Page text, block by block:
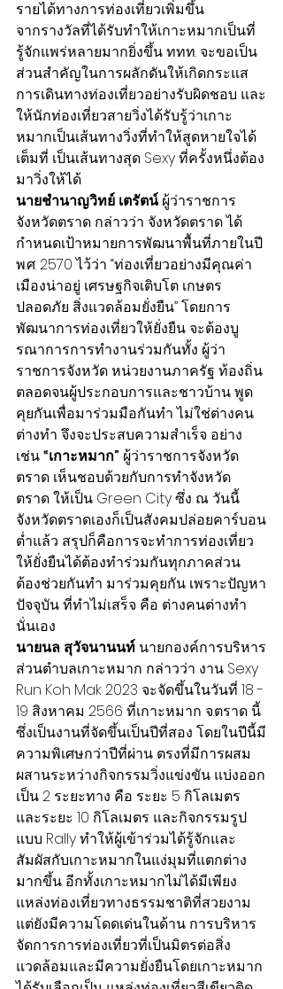
รายได้ทางการท่องเที่ยวเพิ่มขึ้น
จากรางวัลที่ได้รับทำให้เกาะหมากเป็นที่
รู้จักแพร่หลายมากยิ่งขึ้น ททท. จะขอเป็น
ส่วนสำคัญในการผลักดันให้เกิดกระแส
การเดินทางท่องเที่ยวอย่างรับผิดชอบ และ
ให้นักท่องเที่ยวสายวิ่งได้รับรู้ว่าเกาะ
หมากเป็นเส้นทางวิ่งที่ทำให้สูดหายใจได้
เต็มที่ เป็นเส้นทางสุด Sexy ที่ครั้งหนึ่งต้อง
มาวิ่งให้ได้
นายชำนาญวิทย์ เตรัตน์ ผู้ว่าราชการ
จังหวัดตราด กล่าวว่า จังหวัดตราด ได้
กำหนดเป้าหมายการพัฒนาพื้นที่ภายในปี
พ.ศ. 2570 ไว้ว่า “ท่องเที่ยวอย่างมีคุณค่า
เมืองน่าอยู่ เศรษฐกิจเติบโต เกษตร
ปลอดภัย สิ่งแวดล้อมยั่งยืน” โดยการ
พัฒนาการท่องเที่ยวให้ยั่งยืน จะต้องบู
รณาการการทำงานร่วมกันทั้ง ผู้ว่า
ราชการจังหวัด หน่วยงานภาครัฐ ท้องถิ่น
ตลอดจนผู้ประกอบการและชาวบ้าน พูด
คุยกันเพื่อมาร่วมมือกันทำ ไม่ใช่ต่างคน
ต่างทำ จึงจะประสบความสำเร็จ อย่าง
เช่น “เกาะหมาก” ผู้ว่าราชการจังหวัด
ตราด เห็นชอบด้วยกับการทำจังหวัด
ตราด ให้เป็น Green City ซึ่ง ณ วันนี้
จังหวัดตราดเองก็เป็นสังคมปล่อยคาร์บอน
ต่ำแล้ว สรุปก็คือการจะทำการท่องเที่ยว
ให้ยั่งยืนได้ต้องทำร่วมกันทุกภาคส่วน
ต้องช่วยกันทำ มาร่วมคุยกัน เพราะปัญหา
ปัจจุบัน ที่ทำไม่เสร็จ คือ ต่างคนต่างทำ
นั่นเอง
นายนล สุวัจนานนท์ นายกองค์การบริหาร
ส่วนตำบลเกาะหมาก กล่าวว่า งาน Sexy
Run Koh Mak 2023 จะจัดขึ้นในวันที่ 18 -
19 สิงหาคม 2566 ที่เกาะหมาก จ.ตราด นี้
ซึ่งเป็นงานที่จัดขึ้นเป็นปีที่สอง โดยในปีนี้มี
ความพิเศษกว่าปีที่ผ่าน ตรงที่มีการผสม
ผสานระหว่างกิจกรรมวิ่งแข่งขัน แบ่งออก
เป็น 2 ระยะทาง คือ ระยะ 5 กิโลเมตร
และระยะ 10 กิโลเมตร และกิจกรรมรูป
แบบ Rally ทำให้ผู้เข้าร่วมได้รู้จักและ
สัมผัสกับเกาะหมากในแง่มุมที่แตกต่าง
มากขึ้น อีกทั้งเกาะหมากไม่ได้มีเพียง
แหล่งท่องเที่ยวทางธรรมชาติที่สวยงาม
แต่ยังมีความโดดเด่นในด้าน การบริหาร
จัดการการท่องเที่ยวที่เป็นมิตรต่อสิ่ง
แวดล้อมและมีความยั่งยืนโดยเกาะหมาก